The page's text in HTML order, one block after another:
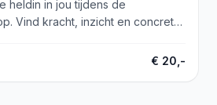
heldin in jou tijdens de
Vind kracht, inzicht en concrete
€ 20,-